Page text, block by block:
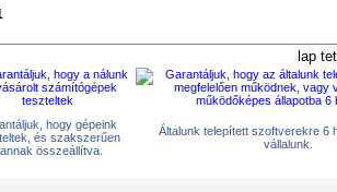
lap
hogy gépeink
és szakszerűen
összeállítva.
Általunk telepített szoftverekre 6
vállalunk.